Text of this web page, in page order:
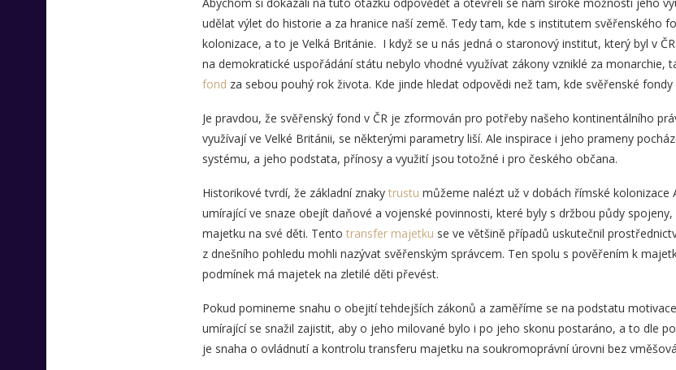
udělat výlet do historie a za hranice naší země. Tedy tam, kde s institutem svěřenského
kolonizace, a to je Velká Británie. I když se u nás jedná o staronový institut, který byl v
na demokratické uspořádání státu nebylo vhodné využívat zákony vzniklé za monarchie,
fond za sebou pouhý rok života. Kde jinde hledat odpovědi než tam, kde svěřenské
Je pravdou, že svěřenský fond v ČR je zformován pro potřeby našeho kontinentálního
využívají ve Velké Británii, se některými parametry liší. Ale inspirace i jeho prameny
systému, a jeho podstata, přínosy a využití jsou totožné i pro českého občana.
Historikové tvrdí, že základní znaky trustu můžeme nalézt už v dobách římské kolonizace
umírající ve snaze obejít daňové a vojenské povinnosti, které byly s držbou půdy
majetku na své děti. Tento transfer majetku se ve většině případů uskutečnil
z dnešního pohledu mohli nazývat svěřenským správcem. Ten spolu s pověřením k
podmínek má majetek na zletilé děti převést.
Pokud pomineme snahu o obejití tehdejších zákonů a zaměříme se na podstatu
umírající se snažil zajistit, aby o jeho milované bylo i po jeho skonu postaráno, a to dle
je snaha o ovládnutí a kontrolu transferu majetku na soukromoprávní úrovni bez